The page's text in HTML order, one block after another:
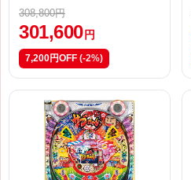
308,800円
301,600円
7,200円OFF (-2%)